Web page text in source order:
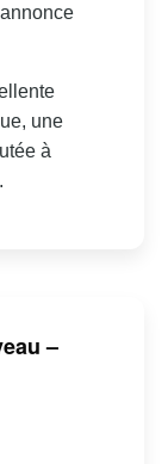
une
à
–